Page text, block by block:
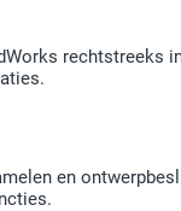
rechtstreeks
en